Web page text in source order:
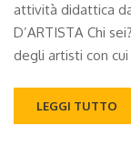
attività didattica
D’ARTISTA Chi
degli artisti con
LEGGI TUTTO